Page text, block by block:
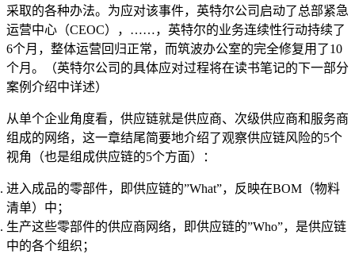
采取的各种办法。为应对该事件，英特尔公司启动了总部紧急
运营中心（CEOC），……，英特尔的业务连续性行动持续了
6个月，整体运营回归正常，而筑波办公室的完全修复用了10
个月。（英特尔公司的具体应对过程将在读书笔记的下一部分
案例介绍中详述）
从单个企业角度看，供应链就是供应商、次级供应商和服务商
组成的网络，这一章结尾简要地介绍了观察供应链风险的5个
视角（也是组成供应链的5个方面）：
进入成品的零部件，即供应链的”What”，反映在BOM（物料
清单）中；
生产这些零部件的供应商网络，即供应链的”Who”，是供应链
中的各个组织；